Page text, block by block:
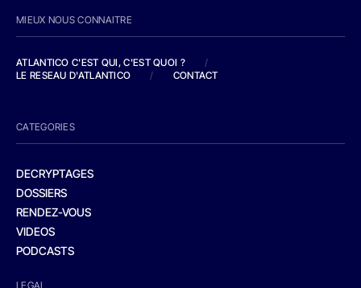
MIEUX NOUS CONNAITRE
ATLANTICO C'EST QUI, C'EST QUOI ?
/
LE RESEAU D'ATLANTICO
/ CONTACT
CATEGORIES
DECRYPTAGES
DOSSIERS
RENDEZ-VOUS
VIDEOS
PODCASTS
LEGAL